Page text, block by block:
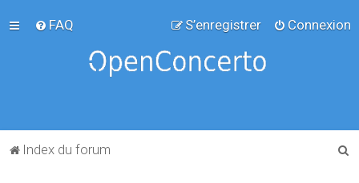
FAQ Connexion
S’enregistrer
Index du forum